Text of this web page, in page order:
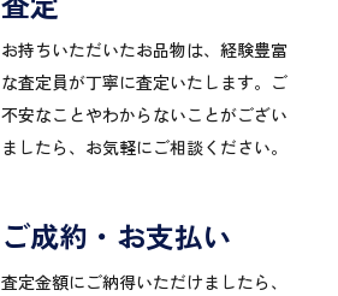
お持ちいただいたお品物は、経験豊富
な査定員が丁寧に査定いたします。ご
不安なことやわからないことがござい
ましたら、お気軽にご相談ください。
ご成約・お支払い
査定金額にご納得いただけましたら、